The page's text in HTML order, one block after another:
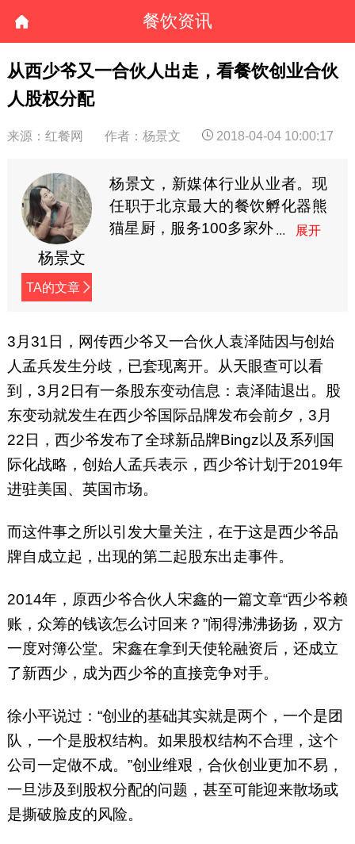
餐饮资讯
从西少爷又一合伙人出走，看餐饮创业合伙
人股权分配
来源：红餐网 作者：杨景文 2018-04-04 10:00:17
杨景文
TA的文章
杨景文，新媒体行业从业者。现
任职于北京最大的餐饮孵化器熊
猫星厨，服务100多家外
15238793376）
3月31日，网传西少爷又一合伙人袁泽陆因与创始
人孟兵发生分歧，已套现离开。从天眼查可以看
到，3月2日有一条股东变动信息：袁泽陆退出。股
东变动就发生在西少爷国际品牌发布会前夕，3月
22日，西少爷发布了全球新品牌Bingz以及系列国
际化战略，创始人孟兵表示，西少爷计划于2019年
进驻美国、英国市场。
而这件事之所以引发大量关注，在于这是西少爷品
牌自成立起，出现的第二起股东出走事件。
2014年，原西少爷合伙人宋鑫的一篇文章“西少爷赖
账，众筹的钱该怎么讨回来？”闹得沸沸扬扬，双方
一度对簿公堂。宋鑫在拿到天使轮融资后，还成立
了新西少，成为西少爷的直接竞争对手。
徐小平说过：“创业的基础其实就是两个，一个是团
队，一个是股权结构。如果股权结构不合理，这个
公司一定做不成。”创业维艰，合伙创业更加不易，
一旦涉及到股权分配的问题，甚至可能迎来散场或
是撕破脸皮的风险。